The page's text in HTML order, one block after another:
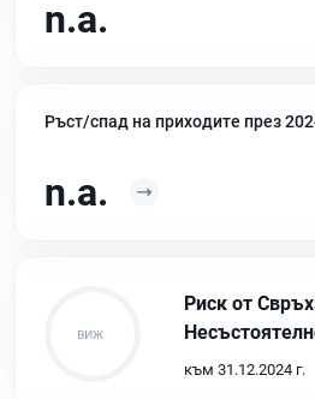
n.a.
Ръст/спад на приходите през
n.a.
Риск от
към 31.12.2024 г.